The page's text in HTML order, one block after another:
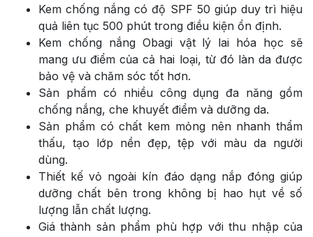
Kem chống nắng có độ SPF 50 giúp duy trì hiệu
quả liên tục 500 phút trong điều kiện ổn định.
Kem chống nắng Obagi vật lý lai hóa học sẽ
mang ưu điểm của cả hai loại, từ đó làn da được
bảo vệ và chăm sóc tốt hơn.
Sản phẩm có nhiều công dụng đa năng gồm
chống nắng, che khuyết điểm và dưỡng da.
Sản phẩm có chất kem mỏng nên nhanh thẩm
thấu, tạo lớp nền đẹp, tệp với màu da người
dùng.
Thiết kế vỏ ngoài kín đáo dạng nắp đóng giúp
dưỡng chất bên trong không bị hao hụt về số
lượng lẫn chất lượng.
Giá thành sản phẩm phù hợp với thu nhập của